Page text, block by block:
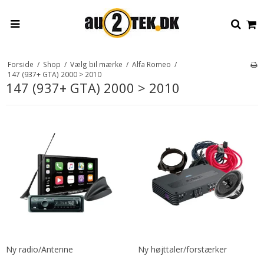
Forside / Shop / Vælg bil mærke / Alfa Romeo /
147 (937+ GTA) 2000 > 2010
147 (937+ GTA) 2000 > 2010
Ny radio/Antenne Ny højttaler/forstærker